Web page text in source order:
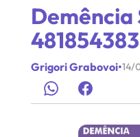
Demência
481854383
Grigori Grabovoi•14/